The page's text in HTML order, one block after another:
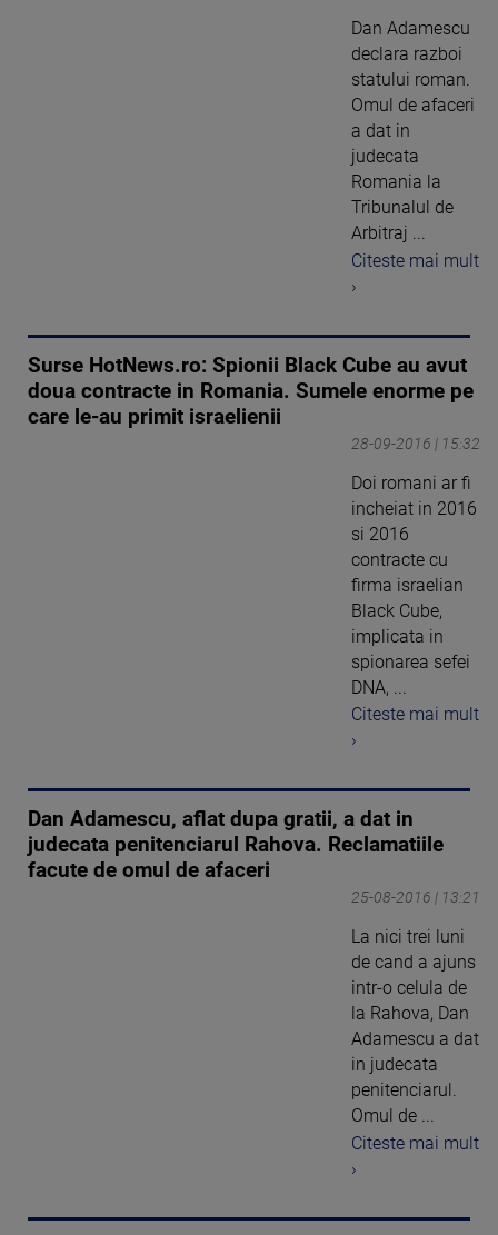
Dan Adamescu
declara razboi
statului roman.
Omul de afaceri
a dat in
judecata
Romania la
Tribunalul de
Arbitraj ...
Citeste mai mult
›
Surse HotNews.ro: Spionii Black Cube au avut
doua contracte in Romania. Sumele enorme pe
care le-au primit israelienii
28-09-2016 | 15:32
Doi romani ar fi
incheiat in 2016
si 2016
contracte cu
firma israelian
Black Cube,
implicata in
spionarea sefei
DNA, ...
Citeste mai mult
›
Dan Adamescu, aflat dupa gratii, a dat in
judecata penitenciarul Rahova. Reclamatiile
facute de omul de afaceri
25-08-2016 | 13:21
La nici trei luni
de cand a ajuns
intr-o celula de
la Rahova, Dan
Adamescu a dat
in judecata
penitenciarul.
Omul de ...
Citeste mai mult
›